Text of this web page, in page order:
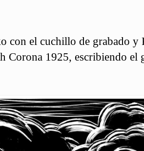
con el cuchillo de grabado y
Corona 1925, escribiendo el